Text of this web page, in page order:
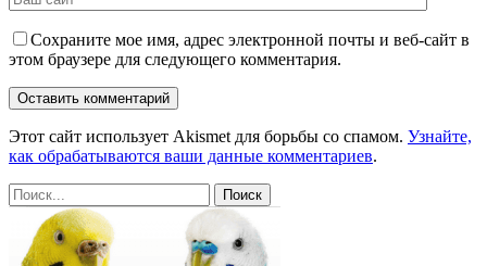
Сохраните мое имя, адрес электронной почты и веб-сайт в
этом браузере для следующего комментария.
Этот сайт использует Akismet для борьбы со спамом. Узнайте,
как обрабатываются ваши данные комментариев.